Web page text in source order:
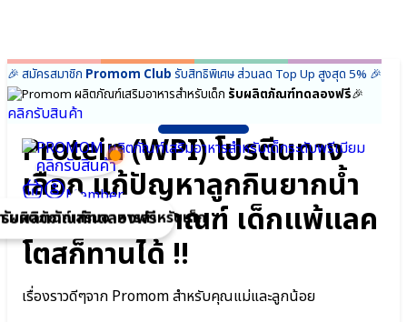
Skip
to
content
🎉 สมัครสมาชิก Promom Club รับสิทธิพิเศษ ส่วนลด Top Up สูงสุด 5% 🎉
รับผลิตภัณฑ์ทดลองฟรี🎉
คลิกรับสินค้า
กับ
ผู้ก่อตั้ง
Promom
Mission
ของเรา
ความ
แตก
ต่าง
คำถาม
คลิกรับสินค้า
รับผลิตภัณฑ์ทดลองฟรี
Member
ก่อ
ตั้ง
Promom
Mission
ของ
ความ
Protein (WPI) โปรตีนทาง
เลือก แก้ปัญหาลูกกินยากน้ำ
หนักต่ำกว่าเกณฑ์ เด็กแพ้แลค
โตสก็ทานได้ !!
เรื่องราวดีๆจาก Promom สำหรับคุณแม่และลูกน้อย